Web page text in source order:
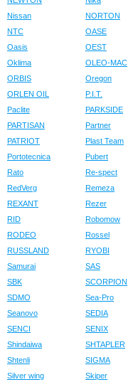
Nissan
NORTON
NTC
OASE
Oasis
OEST
Oklima
OLEO-MAC
ORBIS
Oregon
ORLEN OIL
P.I.T.
Paclite
PARKSIDE
PARTISAN
Partner
PATRIOT
Plast Team
Portotecnica
Pubert
Rato
Re-spect
RedVerg
Remeza
REXANT
Rezer
RID
Robomow
RODEO
Rossel
RUSSLAND
RYOBI
Samurai
SAS
SBK
SCORPION
SDMO
Sea-Pro
Seanovo
SEDIA
SENCI
SENIX
Shindaiwa
SHTAPLER
Shtenli
SIGMA
Silver wing
Skiper